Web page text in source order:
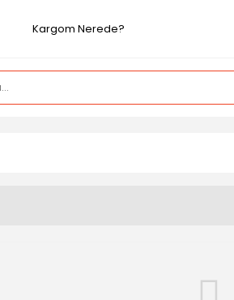
Kargom Nerede?